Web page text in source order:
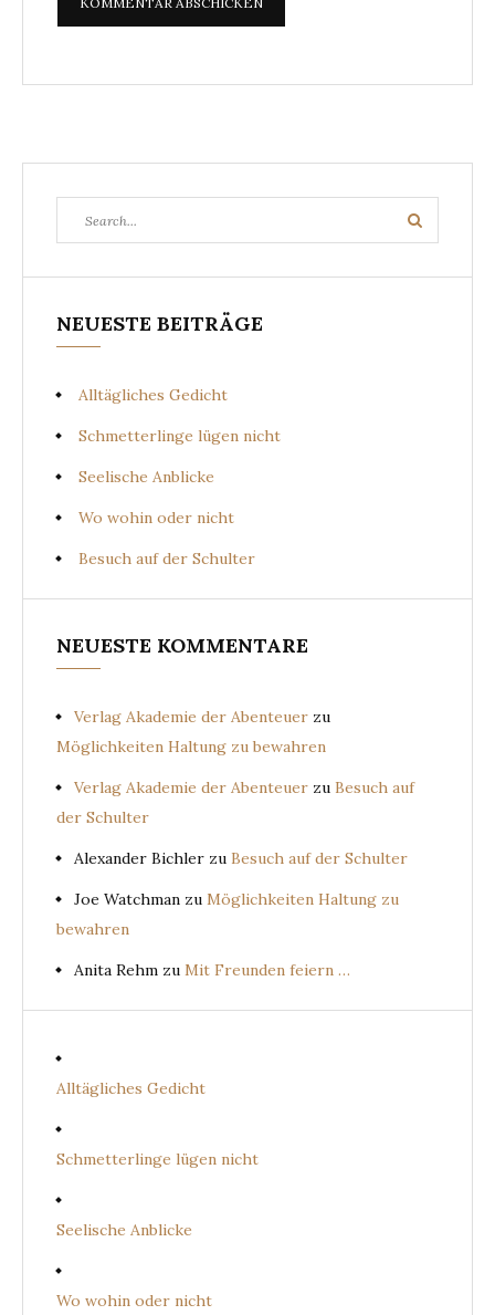
for:
Search
NEUESTE BEITRÄGE
Alltägliches Gedicht
Schmetterlinge lügen nicht
Seelische Anblicke
Wo wohin oder nicht
Besuch auf der Schulter
NEUESTE KOMMENTARE
Verlag Akademie der Abenteuer zu
Möglichkeiten Haltung zu bewahren
Verlag Akademie der Abenteuer zu Besuch auf
der Schulter
Alexander Bichler zu Besuch auf der Schulter
Joe Watchman zu Möglichkeiten Haltung zu
bewahren
Anita Rehm zu Mit Freunden feiern …
Alltägliches Gedicht
Schmetterlinge lügen nicht
Seelische Anblicke
Wo wohin oder nicht